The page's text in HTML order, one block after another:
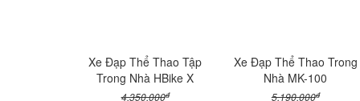
Xe Đạp Thể Thao Tập
Trong Nhà HBike X
4.350.000đ
Xe Đạp Thể Thao Trong
Nhà MK-100
5.190.000đ